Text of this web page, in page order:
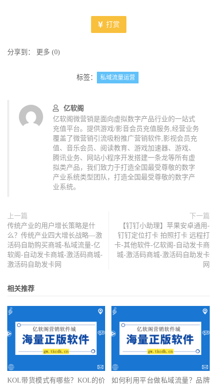
打赏
分享到： 更多 (0)
标签： 私域流量运营
亿软阁
亿软阁微营销是面向虚拟数字产品行业的一站式
充值平台。提供游戏/影音会员充值服务,经营业务
覆盖了微营销引流吸粉推广营销软件,影视会员充
值、音乐会员、阅读教育、游戏加速器、游戏、
腾讯业务、网站小程序开发搭建一条龙等所有虚
拟类产品，我们致力于打造全国最受尊敬的数字
产业系统类型团队，打造全国最受尊敬的数字产
业系统。
上一篇
传统产业的用户增长策略是什
么？传统产业四大增长战略—激
活码自助购买商城-私域流量-亿
软阁-自动发卡商城-激活码商城-
激活码自助发卡网
下一篇
【钉钉小助理】苹果安卓通用-
钉钉定位打卡 拍照打卡 远程打
卡-其他软件-亿软阁-自动发卡商
城-激活码商城-激活码自助发卡
网
相关推荐
KOL带货模式有哪些？KOL的价
如何利用平台做私域流量？品牌